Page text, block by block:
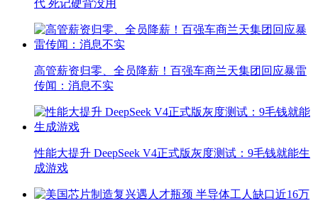
代 死记硬背没用
高管薪资归零、全员降薪！百强车商兰天集团回应暴雷
传闻：消息不实
性能大提升 DeepSeek V4正式版灰度测试：9毛钱就能生
成游戏